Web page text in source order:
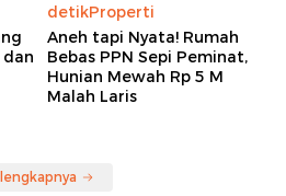
detikProperti
Aneh tapi Nyata! Rumah
Bebas PPN Sepi Peminat,
Hunian Mewah Rp 5 M
Malah Laris